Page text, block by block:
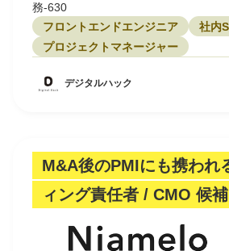
務-630
フロントエンドエンジニア
社内
プロジェクトマネージャー
デジタルハック
M&A後のPMIにも携われ
ィング責任者 / CMO 候補